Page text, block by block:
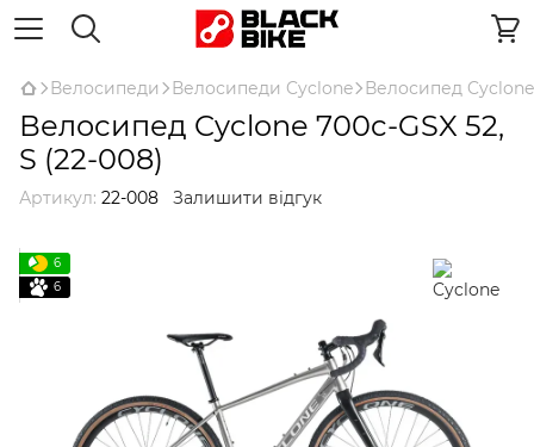
Велосипеди Велосипеди Cyclone Велосипед
Велосипед Cyclone 700c-GSX 52,
S (22-008)
Артикул: 22-008 Залишити відгук
6
6